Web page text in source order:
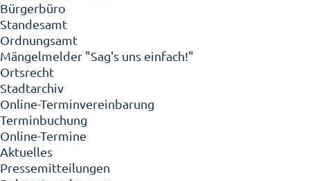
Bürgerbüro
Standesamt
Ordnungsamt
Mängelmelder "Sag's uns einfach!"
Ortsrecht
Stadtarchiv
Online-Terminvereinbarung
Terminbuchung
Online-Termine
Aktuelles
Pressemitteilungen